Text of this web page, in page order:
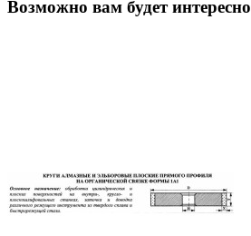
Возможно вам будет интересно